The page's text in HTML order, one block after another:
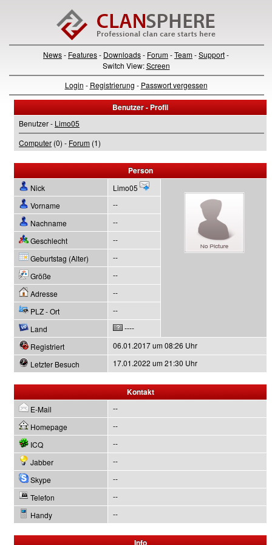
News- Features- Downloads- Forum-Team-Support-
Switch View:Screen
Login - Registrierung - Passwort vergessen
Benutzer - Profil
Benutzer - Limo05
Computer (0) - Forum (1)
Person
Nick
Limo05
Vorname
--
Nachname
--
Geschlecht
--
Geburtstag (Alter)
--
Größe
--
Adresse
--
PLZ - Ort
--
Land
----
Registriert
06.01.2017 um 08:26 Uhr
Letzter Besuch
17.01.2022 um 21:30 Uhr
Kontakt
E-Mail
--
Homepage
--
ICQ
--
Jabber
--
Skype
--
Telefon
--
Handy
--
Info